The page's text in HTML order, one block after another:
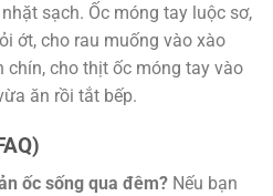
sạch. Ốc móng tay luộc sơ,
ớt, cho rau muống vào xào
chín, cho thịt ốc móng tay vào
ăn rồi tắt bếp.
ốc sống qua đêm? Nếu bạn